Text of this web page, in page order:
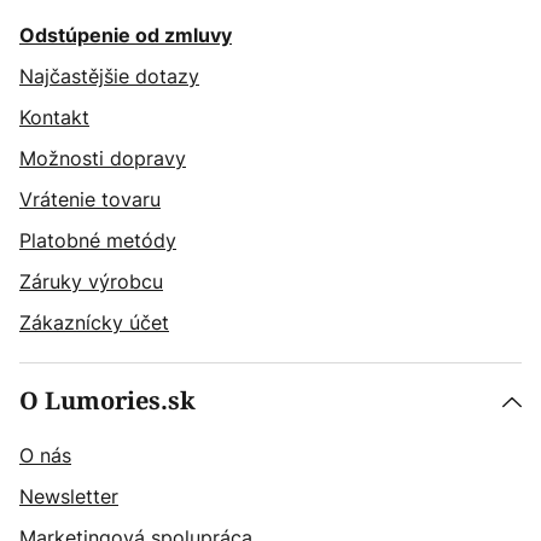
Odstúpenie od zmluvy
Najčastějšie dotazy
Kontakt
Možnosti dopravy
Vrátenie tovaru
Platobné metódy
Záruky výrobcu
Zákaznícky účet
O Lumories.sk
O nás
Newsletter